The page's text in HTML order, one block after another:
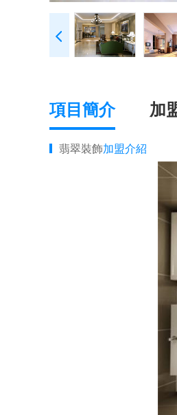
項目簡介 加
翡翠裝飾加盟介紹